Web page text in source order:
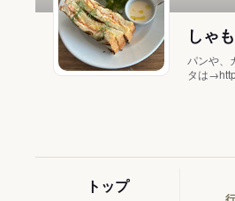
しゃ
パンや、
タは
トップ